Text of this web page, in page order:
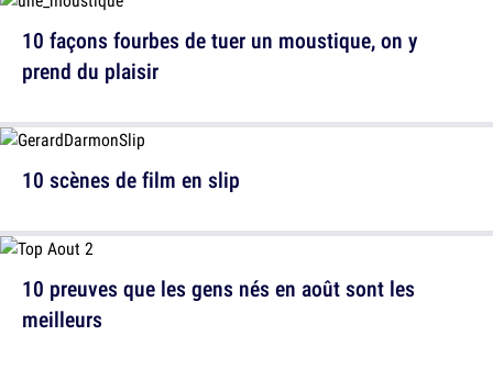
10 façons fourbes de tuer un moustique, on y
prend du plaisir
10 preuves que les gens nés en août sont les
meilleurs
10 scènes de film en slip